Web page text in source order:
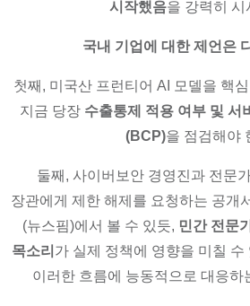
시작했음을 강력히 시
국내 기업에 대한 제언은
첫째, 미국산 프런티어 AI 모델을 핵
지금 당장 수출통제 적용 여부 및 서
(BCP)을 점검해야
둘째, 사이버보안 경영진과 전문
장관에게 제한 해제를 요청하는 공개
(뉴스핌)에서 볼 수 있듯, 민간 전문
목소리 가 실제 정책에 영향을 미칠 수
이러한 흐름에 능동적으로 대응하